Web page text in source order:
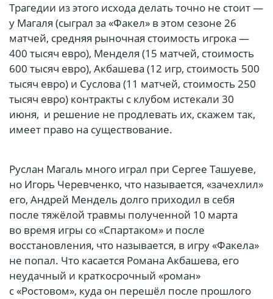
Трагедии из этого исхода делать точно не стоит —
у Магаля (сыграл за «Факел» в этом сезоне 26
матчей, средняя рыночная стоимость игрока —
400 тысяч евро), Менделя (15 матчей, стоимость
600 тысяч евро), Акбашева (12 игр, стоимость 500
тысяч евро) и Суслова (11 матчей, стоимость 250
тысяч евро) контракты с клубом истекали 30
июня, и решение не продлевать их, скажем так,
имеет право на существование.
Руслан Магаль много играл при Сергее Ташуеве,
но Игорь Черевченко, что называется, «зачехлил»
его, Андрей Мендель долго приходил в себя
после тяжёлой травмы полученной 10 марта
во время игры со «Спартаком» и после
восстановления, что называется, в игру «Факела»
не попал. Что касается Романа Акбашева, его
неудачный и краткосрочный «роман»
с «Ростовом», куда он перешёл после прошлого